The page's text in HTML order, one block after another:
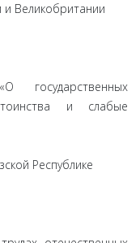
Великобритании
государственных
и слабые
Республике